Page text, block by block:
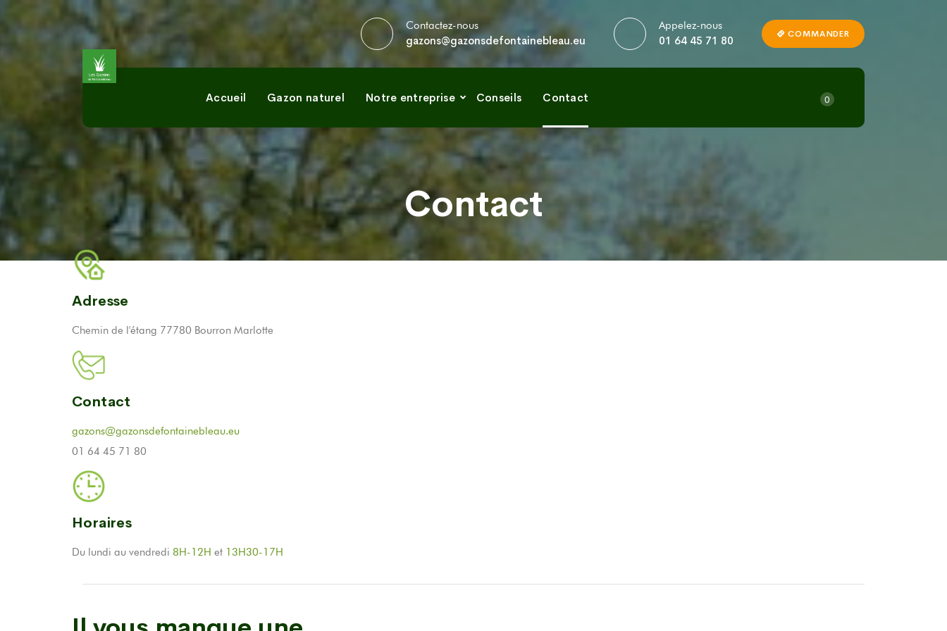
Contactez-nous
gazons@gazonsdefontainebleau.eu
Appelez-nous
01 64 45 71 80 COMMANDER
Accueil Gazon naturel Notre entreprise Conseils Contact 0
Contact
Adresse
Chemin de l'étang 77780 Bourron Marlotte
Contact
gazons@gazonsdefontainebleau.eu
01 64 45 71 80
Horaires
Du lundi au vendredi 8H-12H et 13H30-17H